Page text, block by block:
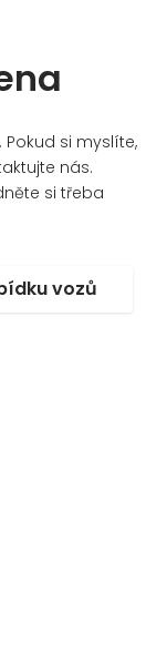
si myslíte,
nás.
si třeba
vozů